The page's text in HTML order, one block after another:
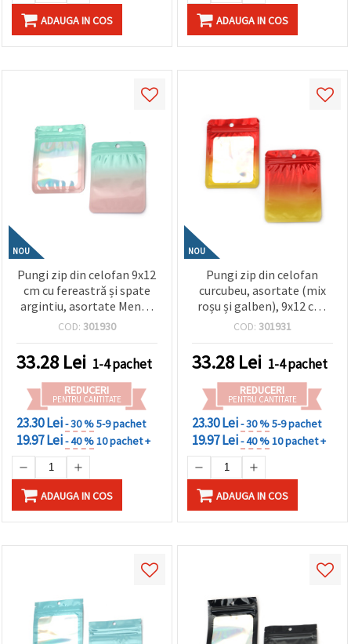
ADAUGA IN COS ADAUGA IN COS
NOU
Pungi zip din celofan 9x12
cm cu fereastră și spate
argintiu, asortate Mentă
Proaspătă & Curcubeu
lucios și trendy, set de 100
COD: 301930
33.28 Lei 1-4 pachet
REDUCERI
PENTRU CANTITATE
23.30 Lei- 30 %5-9 pachet
19.97 Lei- 40 %10 pachet +
ADAUGA IN COS
NOU
Pungi zip din celofan
curcubeu, asortate (mix
roșu și galben), 9x12 cm,
cu fereastră și spate de
strălucitor, durabil și
atrăgător, set de 100
bucăți
COD: 301931
33.28 Lei 1-4 pachet
REDUCERI
PENTRU CANTITATE
23.30 Lei- 30 %5-9 pachet
19.97 Lei- 40 %10 pachet +
ADAUGA IN COS